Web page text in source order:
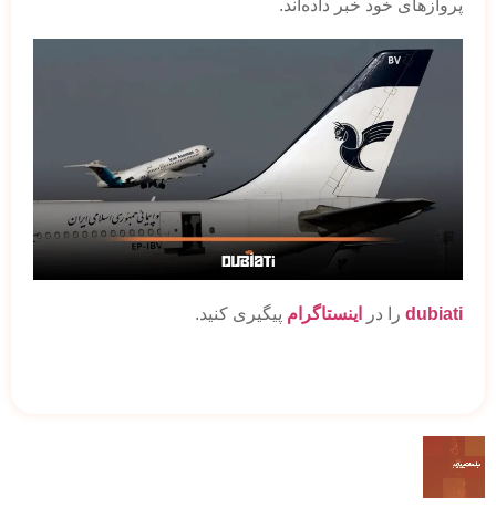
پروازهای خود خبر داده‌اند.
dubiati را در اینستاگرام پیگیری کنید.